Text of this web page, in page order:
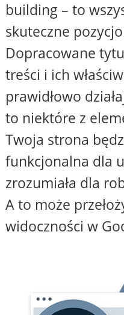
building – to
skuteczne
Dopracowane
treści i ich
prawidłowo
to niektóre z
Twoja strona
funkcjonalna dla
zrozumiała dla
A to może
widoczności w